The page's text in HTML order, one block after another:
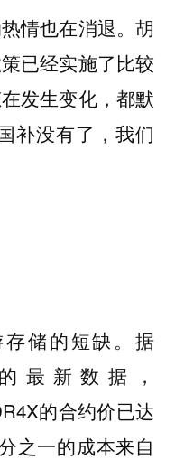
情也在消退。胡
已经实施了比较
发生变化，都默
补没有了，我们
储的短缺。据
最新数据，
的合约价已达
之一的成本来自